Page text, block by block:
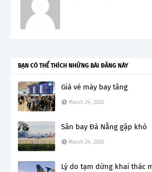
BẠN CÓ THỂ THÍCH NHỮNG BÀI ĐĂNG NÀY
Giá vé máy bay tăng
March 24, 2026
Sân bay Đà Nẵng gặp khó
March 24, 2026
Lý do tạm dừng khai thác